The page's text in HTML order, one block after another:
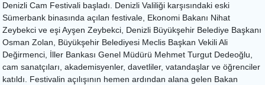
Denizli Cam Festivali başladı. Denizli Valiliği karşısındaki eski
Sümerbank binasında açılan festivale, Ekonomi Bakanı Nihat
Zeybekci ve eşi Ayşen Zeybekci, Denizli Büyükşehir Belediye Başkanı
Osman Zolan, Büyükşehir Belediyesi Meclis Başkan Vekili Ali
Değirmenci, İller Bankası Genel Müdürü Mehmet Turgut Dedeoğlu,
cam sanatçıları, akademisyenler, davetliler, vatandaşlar ve öğrenciler
katıldı. Festivalin açılışının hemen ardından alana gelen Bakan